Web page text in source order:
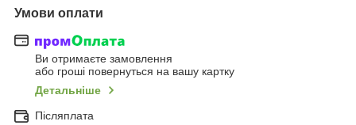
Умови оплати
Ви отримаєте замовлення
або гроші повернуться на вашу картку
Детальніше
Післяплата